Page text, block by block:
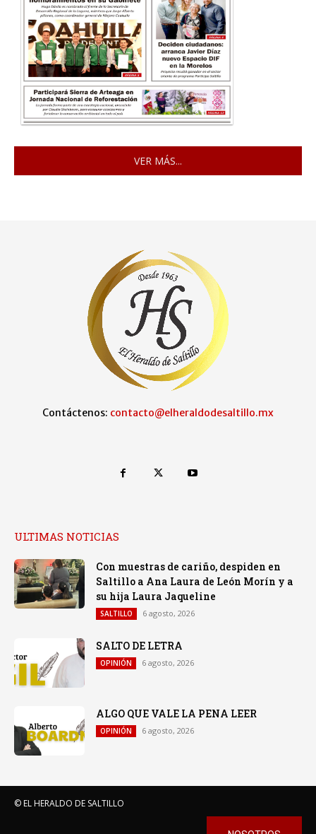
VER MÁS...
Contáctenos: contacto@elheraldodesaltillo.mx
ULTIMAS NOTICIAS
Con muestras de cariño, despiden en
Saltillo a Ana Laura de León Morín y a
su hija Laura Jaqueline
SALTILLO 6 agosto, 2026
SALTO DE LETRA
OPINIÓN 6 agosto, 2026
ALGO QUE VALE LA PENA LEER
OPINIÓN 6 agosto, 2026
© EL HERALDO DE SALTILLO